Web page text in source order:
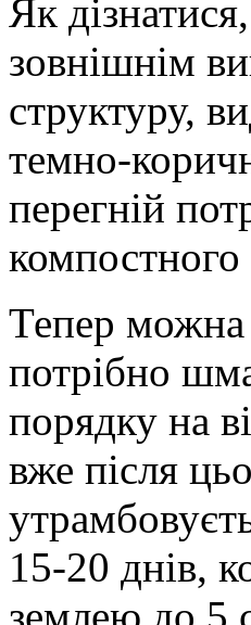
Як
зовнішнім
структуру,
темно-
перегній
Тепер можна
потрібно
порядку на
вже після
15-20 днів,
землею до 5